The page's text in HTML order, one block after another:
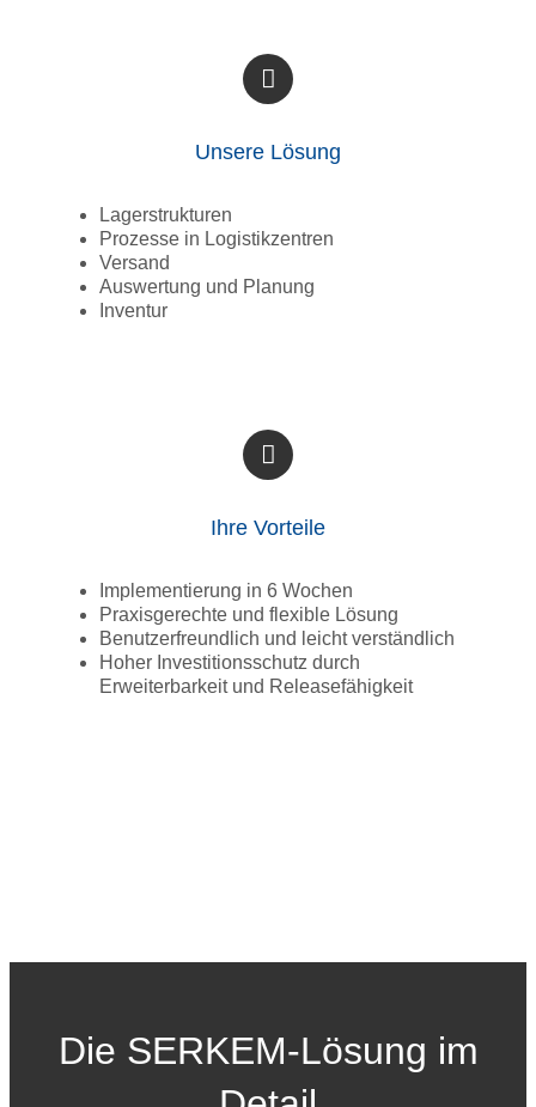
Unsere Lösung
Lagerstrukturen
Prozesse in Logistikzentren
Versand
Auswertung und Planung
Inventur
Ihre Vorteile
Implementierung in 6 Wochen
Praxisgerechte und flexible Lösung
Benutzerfreundlich und leicht verständlich
Hoher Investitionsschutz durch
Erweiterbarkeit und Releasefähigkeit
Die SERKEM-Lösung im